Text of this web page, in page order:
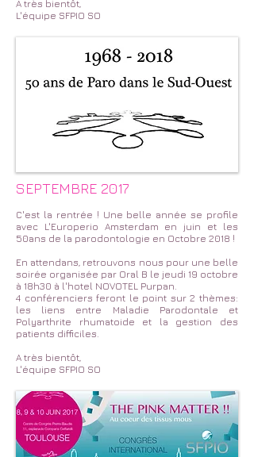
A très bientôt,
L'équipe SFPIO SO
SEPTEMBRE 2017
C'est la rentrée ! Une belle année se profile
avec L'Europerio Amsterdam en juin et les
50ans de la parodontologie en Octobre 2018 !
En attendans, retrouvons nous pour une belle
soirée organisée par Oral B le jeudi 19 octobre
à 18h30 à l'hotel NOVOTEL Purpan.
4 conférenciers feront le point sur 2 thèmes:
les liens entre Maladie Parodontale et
Polyarthrite rhumatoide et la gestion des
patients difficiles.
A très bientôt,
L'équipe SFPIO SO